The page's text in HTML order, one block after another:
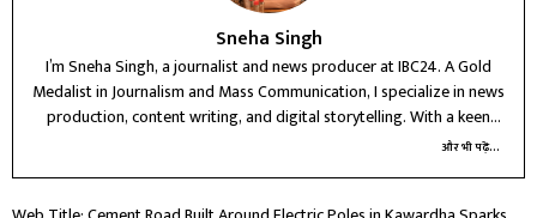
Sneha Singh
I’m Sneha Singh, a journalist and news producer at IBC24. A Gold
Medalist in Journalism and Mass Communication, I specialize in news
production, content writing, and digital storytelling. With a keen
interest in political and crime reporting, I believe in delivering
और भी पढ़ें...